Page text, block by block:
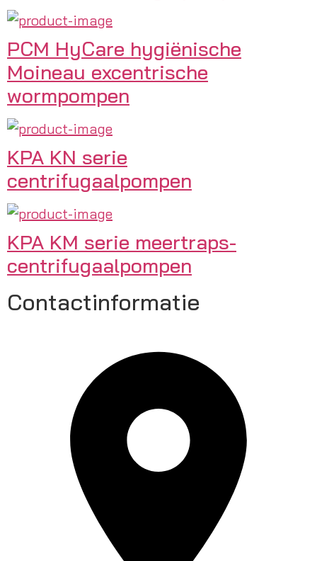
PCM HyCare hygiënische
Moineau excentrische
wormpompen
KPA KN serie
centrifugaalpompen
KPA KM serie meertraps-
centrifugaalpompen
Contactinformatie